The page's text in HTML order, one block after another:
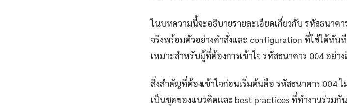
ในบทความนี้จะอธิบายรายละเอียดเกี่ยวกับ รหัสธนาค
จริงพร้อมตัวอย่างคำสั่งและ configuration ที่ใช้ได้ทั
เหมาะสำหรับผู้ที่ต้องการเข้าใจ รหัสธนาคาร 004 อย่าง
สิ่งสำคัญที่ต้องเข้าใจก่อนเริ่มต้นคือ รหัสธนาคาร 004
เป็นชุดของแนวคิดและ best practices ที่ทำงานร่วมกั